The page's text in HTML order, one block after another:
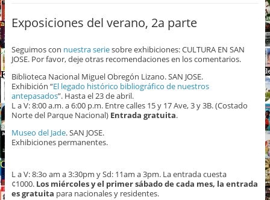
Exposiciones del verano, 2a parte
Seguimos con nuestra seriesobre exhibiciones: CULTURA EN SAN
JOSE. Por favor, deje otras recomendaciones en los comentarios.
Biblioteca Nacional Miguel Obregón Lizano. SAN JOSE.
Exhibición “El legado histórico bibliográfico de nuestros
antepasados”. Hasta el 23 de abril.
L a V: 8:00 a.m. a 6:00 p.m. Entre calles 15 y 17 Ave, 3 y 3B. (Costado
Norte del Parque Nacional) Entrada gratuita.
Museo del Jade. SAN JOSE.
Exhibiciones permanentes.
L a V: 8:3o am a 3:30pm y Sd: 11am a 3pm. La entrada cuesta
¢1000. Los miércoles y el primer sábado de cada mes, la entrada
es gratuita para nacionales y residentes.